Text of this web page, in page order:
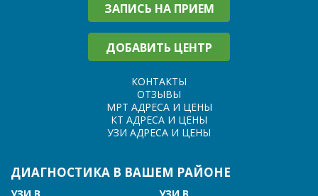
ЗАПИСЬ НА ПРИЕМ
ДОБАВИТЬ ЦЕНТР
КОНТАКТЫ
ОТЗЫВЫ
МРТ АДРЕСА И ЦЕНЫ
КТ АДРЕСА И ЦЕНЫ
УЗИ АДРЕСА И ЦЕНЫ
ДИАГНОСТИКА В ВАШЕМ РАЙОНЕ
УЗИ В
УЗИ В